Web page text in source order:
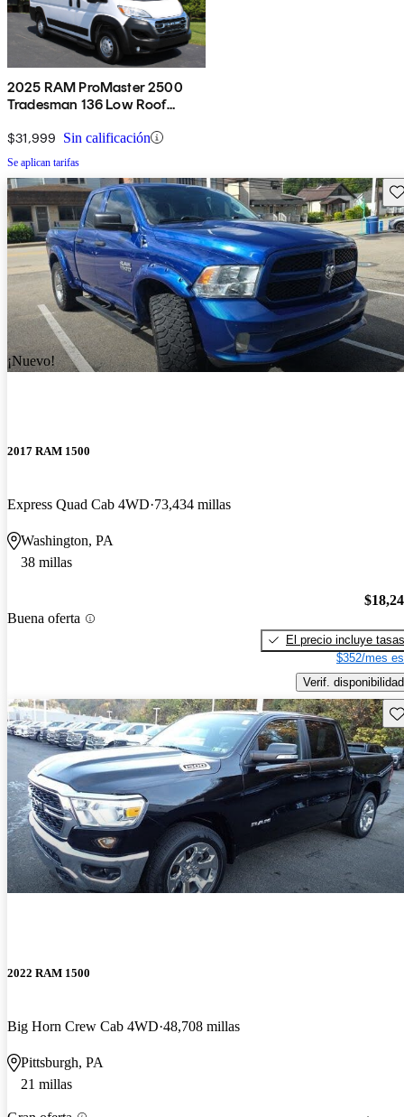
2025 RAM ProMaster 2500
Tradesman 136 Low Roof
$31,999 Sin calificación
Se aplican tarifas
¡Nuevo!
2017 RAM 1500
Express Quad Cab 4WD 73,434 millas
Washington, PA
38 millas
Buena oferta
El precio incluye tasas
$352/mes
Verif. disponibilidad
2022 RAM 1500
Big Horn Crew Cab 4WD 48,708 millas
Pittsburgh, PA
21 millas